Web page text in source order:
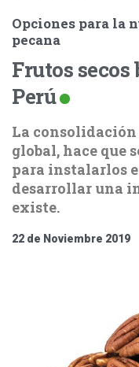
Opciones para la
pecana
Frutos secos
Perú
La
global, hace que
para instalarlos
desarrollar una
existe.
22 de Noviembre 2019